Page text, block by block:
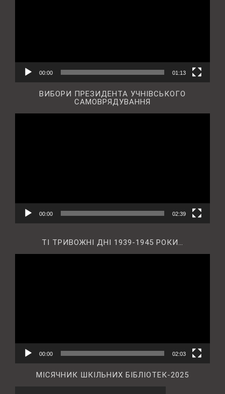
00:00 01:13
ВИБОРИ ПРЕЗИДЕНТА УЧНІВСЬКОГО
САМОВРЯДУВАННЯ
00:00 02:39
ТІ ТРИВОЖНІ ДНІ 1939-1945 РОКИ…
00:00 02:03
МІСЯЧНИК ШКІЛЬНИХ БІБЛІОТЕК-2025